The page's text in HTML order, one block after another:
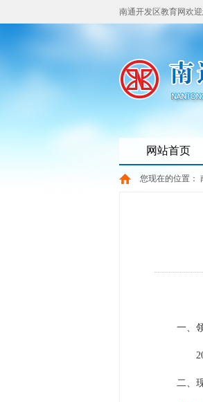
南通开发区教育网欢迎
网站首页
您现在的位置：
一、
二、